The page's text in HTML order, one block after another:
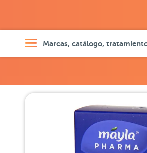
Marcas, catálogo,